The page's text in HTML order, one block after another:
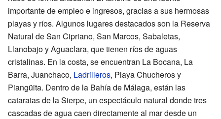
importante de empleo e ingresos, gracias a sus hermosas
playas y ríos. Algunos lugares destacados son la Reserva
Natural de San Cipriano, San Marcos, Sabaletas,
Llanobajo y Aguaclara, que tienen ríos de aguas
cristalinas. En la costa, se encuentran La Bocana, La
Barra, Juanchaco, Ladrilleros, Playa Chucheros y
Piangüita. Dentro de la Bahía de Málaga, están las
cataratas de la Sierpe, un espectáculo natural donde tres
cascadas de agua caen directamente al mar desde un